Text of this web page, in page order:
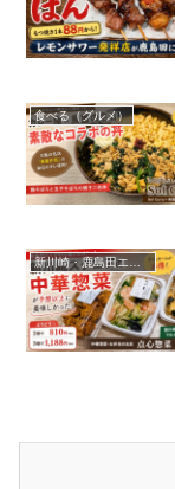
食べる（グルメ）